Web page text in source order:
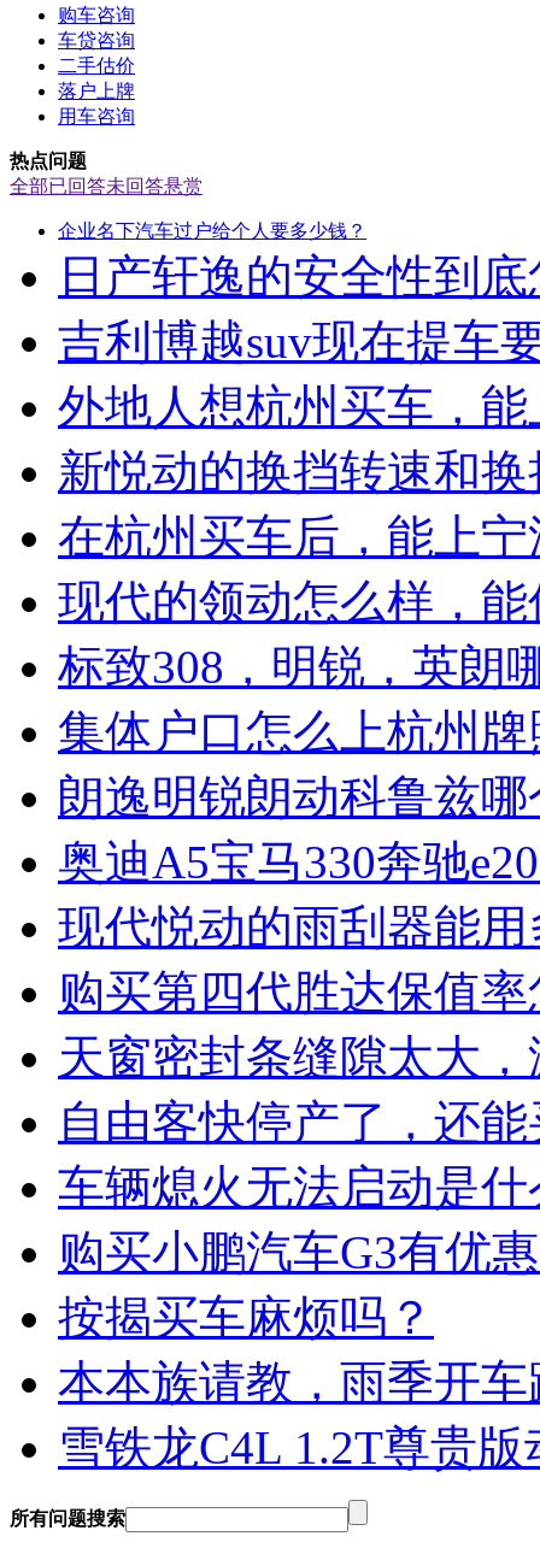
购车咨询
车贷咨询
二手估价
落户上牌
用车咨询
热点问题
全部已回答未回答悬赏
企业名下汽车过户给个人要多少钱？
日产轩逸的安全性到
吉利博越suv现在提车
外地人想杭州买车，
新悦动的换挡转速和
在杭州买车后，能上
现代的领动怎么样，
标致308，明锐，英朗
集体户口怎么上杭州牌
朗逸明锐朗动科鲁兹
奥迪A5宝马330奔驰
现代悦动的雨刮器能用
购买第四代胜达保值
天窗密封条缝隙太大
自由客快停产了，还
车辆熄火无法启动是
购买小鹏汽车G3有优
按揭买车麻烦吗？
本本族请教，雨季开
雪铁龙C4L 1.2T尊贵
所有问题搜索